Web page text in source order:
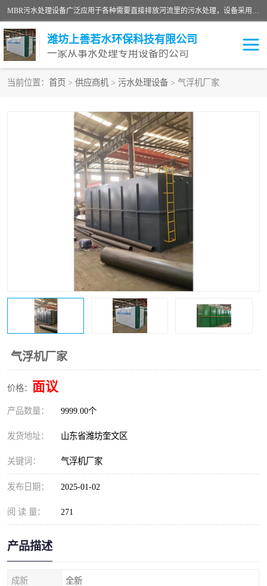
MBR污水处理设备广泛应用于各种需要直接排放河流里的污水处理，设备采用膜生物反应器（Membrane Bioreactor,简称MBR〕技术，取代了传统工艺中的二沉池，它可以*地进行固液分离，得到直接使用的稳定中水，又可在生物池内维持高浓度的微生物量，工艺剩余污泥少，极有效地去除氨氮，出水悬浮物和浊度接近于零，出水中细菌和病毒被大幅度去除，能耗低，占地面积小。
潍坊上善若水环保科技有限公司
一家从事水处理专用设备的公司
当前位置： 首页 > 供应商机 > 污水处理设备 > 气浮机厂家
气浮机厂家
价格： 面议
产品数量： 9999.00个
发货地址： 山东省潍坊奎文区
关键词： 气浮机厂家
发布日期： 2025-01-02
阅 读 量： 271
产品描述
成新 全新
生活污水处理设备 油墨污水处理设备
洗涤污水处理设备 实验室污水处理设备
诊所门诊污水处理设备 臭氧消毒设备
养殖污水处理设备 屠宰污水处理设备
一体化污水处理设备 食品制造业污水处理设备
医院辐射污水衰变池